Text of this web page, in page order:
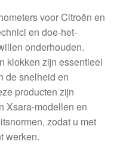
voor Citroën en
en doe-het-
onderhouden.
klokken zijn essentieel
de snelheid en
producten zijn
Xsara-modellen en
zodat u met
werken.